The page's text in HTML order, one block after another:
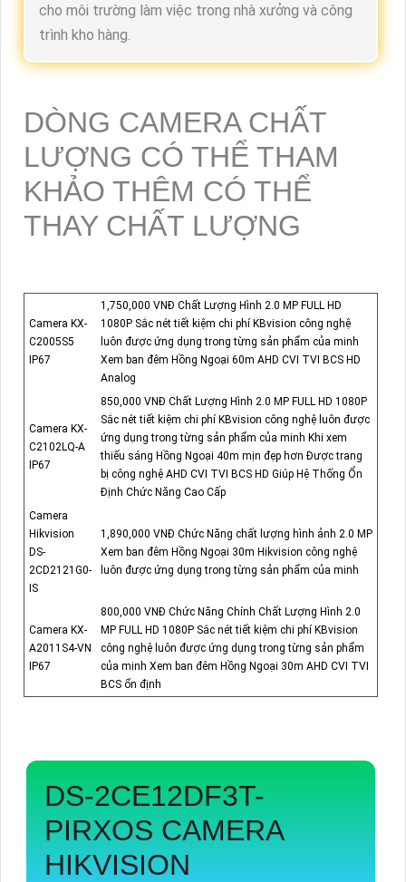
cho môi trường làm việc trong nhà xưởng và công
trình kho hàng.
DÒNG CAMERA CHẤT
LƯỢNG CÓ THỂ THAM
KHẢO THÊM CÓ THỂ
THAY CHẤT LƯỢNG
Camera KX-
C2005S5
IP67
1,750,000 VNĐ Chất Lượng Hình 2.0 MP FULL HD
1080P Sắc nét tiết kiệm chi phí KBvision công nghệ
luôn được ứng dụng trong từng sản phẩm của minh
Xem ban đêm Hồng Ngoại 60m AHD CVI TVI BCS HD
Analog
Camera KX-
C2102LQ-A
IP67
850,000 VNĐ Chất Lượng Hình 2.0 MP FULL HD 1080P
Sắc nét tiết kiệm chi phí KBvision công nghệ luôn được
ứng dụng trong từng sản phẩm của minh Khi xem
thiếu sáng Hồng Ngoại 40m mịn đẹp hơn Được trang
bị công nghệ AHD CVI TVI BCS HD Giúp Hệ Thống Ổn
Định Chức Năng Cao Cấp
Camera
Hikvision
DS-
2CD2121G0-
IS
1,890,000 VNĐ Chức Năng chất lượng hình ảnh 2.0 MP
Xem ban đêm Hồng Ngoại 30m Hikvision công nghệ
luôn được ứng dụng trong từng sản phẩm của minh
Camera KX-
A2011S4-VN
IP67
800,000 VNĐ Chức Năng Chính Chất Lượng Hình 2.0
MP FULL HD 1080P Sắc nét tiết kiệm chi phí KBvision
công nghệ luôn được ứng dụng trong từng sản phẩm
của minh Xem ban đêm Hồng Ngoại 30m AHD CVI TVI
BCS ổn định
DS-2CE12DF3T-
PIRXOS CAMERA
HIKVISION